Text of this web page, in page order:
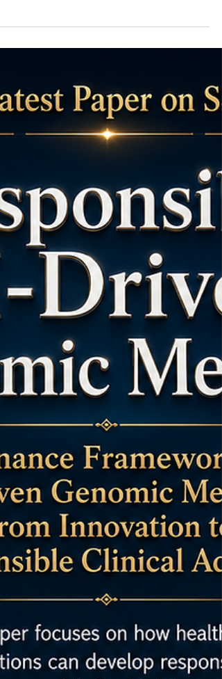
بعنوان: «الطب الجينومي المدعوم بالذكاء الاصطناعي:
الذكاء الاصطناعي في تطوير الطب الجينومي
الصحية الدقيقة، من خلال دعم التشخيص، وتحليل
البيانات الجينية، وتحسين فهم المخاطر الصحية،
القرارات الطبية. لكن أهمية المقالة لا تقتصر على
الجانب التقني فقط، بل تركز أيضاً على ضرورة
المسؤولة، والأخلاقيات الطبية، وسلامة المرضى، و